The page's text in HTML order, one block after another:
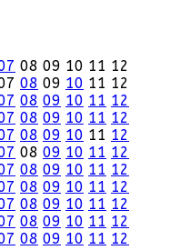
08 09 10 11 12
08 09 10 11 12
08 09 10 11 12
08 09 10 11 12
08 09 10 11 12
08 09 10 11 12
08 09 10 11 12
08 09 10 11 12
08 09 10 11 12
08 09 10 11 12
08 09 10 11 12